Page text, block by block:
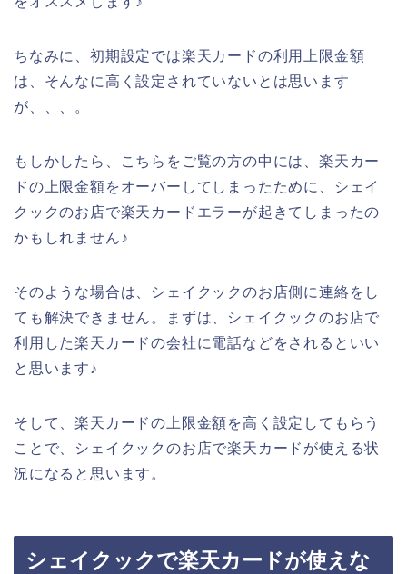
ちなみに、初期設定では楽天カードの利用上限金額
は、そんなに高く設定されていないとは思います
が、、、。
もしかしたら、こちらをご覧の方の中には、楽天カー
ドの上限金額をオーバーしてしまったために、シェイ
クックのお店で楽天カードエラーが起きてしまったの
かもしれません♪
そのような場合は、シェイクックのお店側に連絡をし
ても解決できません。まずは、シェイクックのお店で
利用した楽天カードの会社に電話などをされるといい
と思います♪
そして、楽天カードの上限金額を高く設定してもらう
ことで、シェイクックのお店で楽天カードが使える状
況になると思います。
シェイクックで楽天カードが使えな